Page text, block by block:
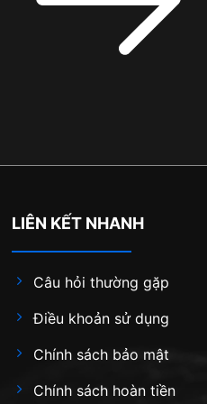
LIÊN KẾT NHANH
Câu hỏi thường gặp
Điều khoản sử dụng
Chính sách bảo mật
Chính sách hoàn tiền